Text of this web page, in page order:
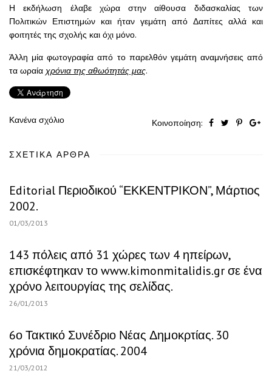
Η εκδήλωση έλαβε χώρα στην αίθουσα διδασκαλίας των
Πολιτικών Επιστημών και ήταν γεμάτη από Δαπίτες αλλά και
φοιτητές της σχολής και όχι μόνο.
Άλλη μία φωτογραφία από το παρελθόν γεμάτη αναμνήσεις από
τα ωραία χρόνια της αθωότητάς μας.
Κανένα σχόλιο Κοινοποίηση:
ΣΧΕΤΙΚΆ ΆΡΘΡΑ
Editorial Περιοδικού “ΕΚΚΕΝΤΡΙΚΟΝ”, Μάρτιος
2002.
01/03/2013
143 πόλεις από 31 χώρες των 4 ηπείρων,
επισκέφτηκαν το www.kimonmitalidis.gr σε ένα
χρόνο λειτουργίας της σελίδας.
26/01/2013
6ο Τακτικό Συνέδριο Νέας Δημοκρτίας. 30
χρόνια δημοκρατίας. 2004
21/03/2012